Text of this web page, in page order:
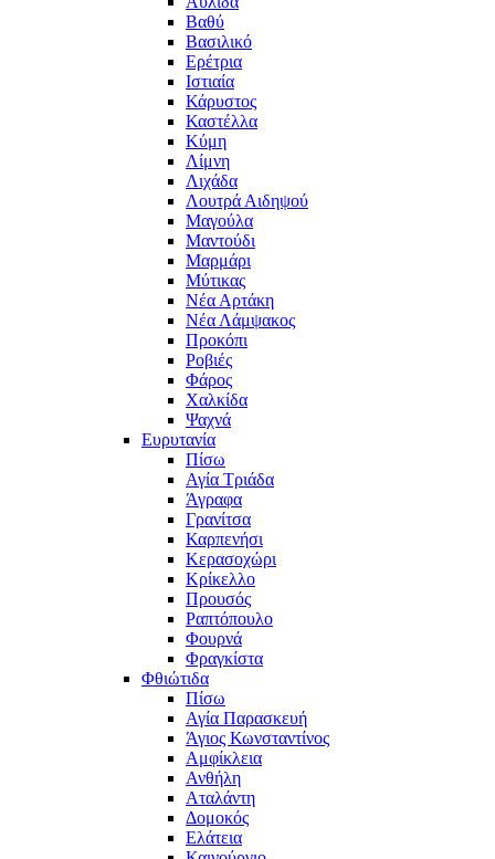
Βαθύ
Βασιλικό
Ερέτρια
Ιστιαία
Κάρυστος
Καστέλλα
Κύμη
Λίμνη
Λιχάδα
Λουτρά Αιδηψού
Μαγούλα
Μαντούδι
Μαρμάρι
Μύτικας
Νέα Αρτάκη
Νέα Λάμψακος
Προκόπι
Ροβιές
Φάρος
Χαλκίδα
Ψαχνά
Ευρυτανία
Πίσω
Αγία Τριάδα
Άγραφα
Γρανίτσα
Καρπενήσι
Κερασοχώρι
Κρίκελλο
Προυσός
Ραπτόπουλο
Φουρνά
Φραγκίστα
Φθιώτιδα
Πίσω
Αγία Παρασκευή
Άγιος Κωνσταντίνος
Αμφίκλεια
Ανθήλη
Αταλάντη
Δομοκός
Ελάτεια